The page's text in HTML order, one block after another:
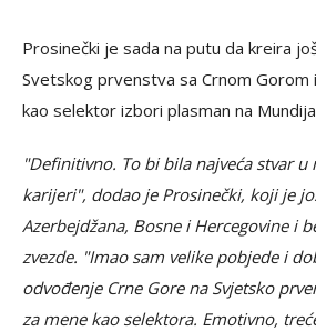
Prosinečki je sada na putu da kreira
Svetskog prvenstva sa Crnom
kao selektor izbori plasman na
"Definitivno. To bi bila najveća stvar
karijeri", dodao je Prosinečki, koji je
Azerbejdžana, Bosne i Hercegovine i
zvezde. "Imao sam velike pobjede i
odvođenje Crne Gore na Svjetsko
za mene kao selektora. Emotivno,